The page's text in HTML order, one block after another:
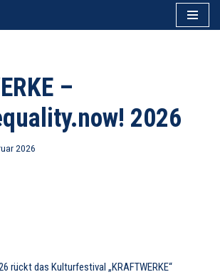
–
2026
2026
rückt das Kulturfestival „KRAFTWERKE“